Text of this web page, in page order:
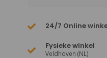
24/7 Online
Fysieke winkel
Veldhoven (NL)